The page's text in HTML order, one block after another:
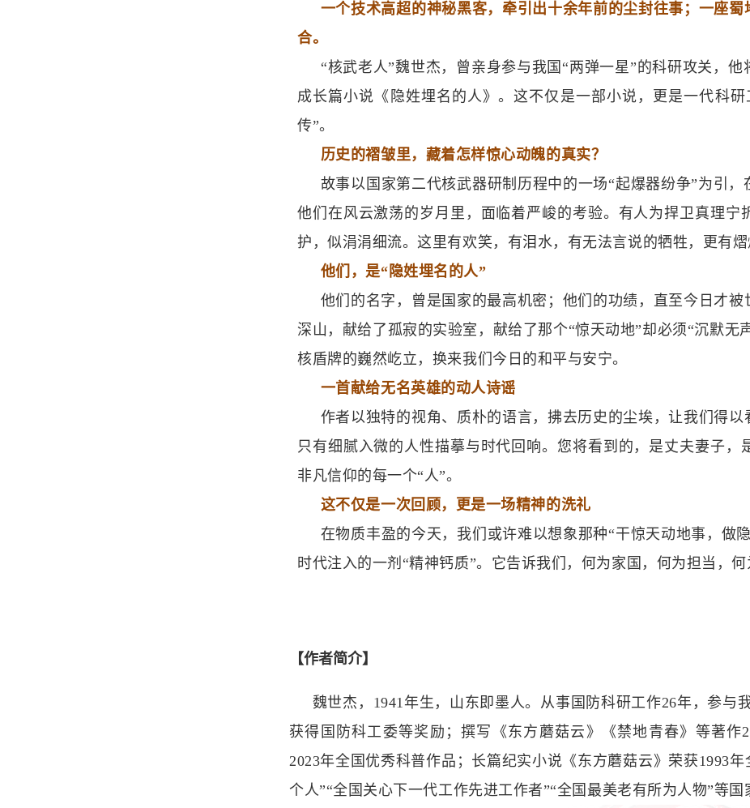
一个技术高超的神秘黑客，牵引出十余年前的尘封往事；一座
合。
“核武老人”魏世杰，曾亲身参与我国“两弹一星”的科研攻关，
成长篇小说《隐姓埋名的人》。这不仅是一部小说，更是一代科
传”。
历史的褶皱里，藏着怎样惊心动魄的真实？
故事以国家第二代核武器研制历程中的一场“起爆器纷争”为引
他们在风云激荡的岁月里，面临着严峻的考验。有人为捍卫真理宁
护，似涓涓细流。这里有欢笑，有泪水，有无法言说的牺牲，更有熠
他们，是“隐姓埋名的人”
他们的名字，曾是国家的最高机密；他们的功绩，直至今日才
深山，献给了孤寂的实验室，献给了那个“惊天动地”却必须“沉默无
核盾牌的巍然屹立，换来我们今日的和平与安宁。
一首献给无名英雄的动人诗谣
作者以独特的视角、质朴的语言，拂去历史的尘埃，让我们得以
只有细腻入微的人性描摹与时代回响。您将看到的，是丈夫妻子
非凡信仰的每一个“人”。
这不仅是一次回顾，更是一场精神的洗礼
在物质丰盈的今天，我们或许难以想象那种“干惊天动地事，做
时代注入的一剂“精神钙质”。它告诉我们，何为家国，何为担当，何
【作者简介】
魏世杰，1941年生，山东即墨人。从事国防科研工作26年，参与
获得国防科工委等奖励；撰写《东方蘑菇云》《禁地青春》等著
2023年全国优秀科普作品；长篇纪实小说《东方蘑菇云》荣获1993年
个人”“全国关心下一代工作先进工作者”“全国最美老有所为人物”等国